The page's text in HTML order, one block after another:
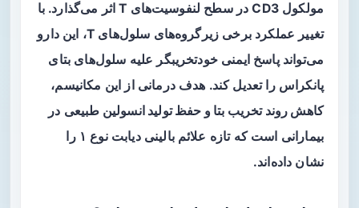
مولکول CD3 در سطح لنفوسیت‌های T اثر می‌گذارد. با
تغییر عملکرد برخی زیرگروه‌های سلول‌های T، این دارو
می‌تواند پاسخ ایمنی خودتخریبگر علیه سلول‌های بتای
پانکراس را تعدیل کند. هدف درمانی از این مکانیسم،
کاهش روند تخریب بتا و حفظ تولید انسولین طبیعی در
بیمارانی است که تازه علائم بالینی دیابت نوع ۱ را
نشان داده‌اند.